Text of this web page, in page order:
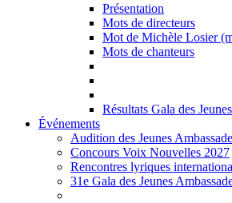
Présentation
Mots de directeurs
Mot de Michèle Losier
Mots de chanteurs
Résultats Gala des
Événements
Audition des Jeunes
Concours Voix Nouvelles 2027
Rencontres lyriques
31e Gala des Jeunes